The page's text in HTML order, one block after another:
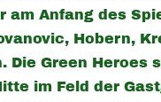
Anfang des
Hobern,
Green Heroes
im Feld der